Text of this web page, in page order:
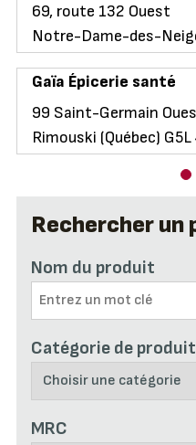
Rechercher un
Nom du produit
Catégorie de produit
MRC
69, route 132 Ouest
Notre-Dame-des-
Gaïa Épicerie santé
99 Saint-Germain
Rimouski (Québec) G5L